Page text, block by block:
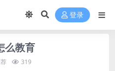
登录
么教育
319